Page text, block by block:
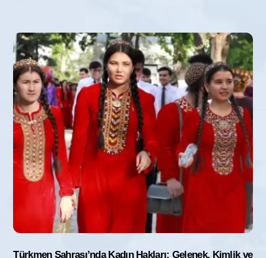
Türkmen Sahrası’nda Kadın Hakları; Gelenek, Kimlik ve